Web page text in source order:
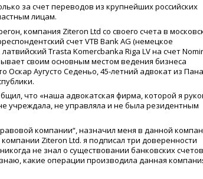
за счет переводов из крупнейших российских
лицам.
компания Ziteron Ltd со своего счета в
счет VTB Bank AG (немецкое
Trasta Komercbanka Riga LV на счет
своим основным местом ведения бизнеса
Оскар Аугусто Седеньо, 45-летний адвокат из
что «наша адвокатская фирма, которой я
учреждала, не управляла и не была резидентным
компании“, назначил меня в данной
Ziteron Ltd. я подписал три доверенности
не знал о существовании банковских
какие операции производила данная